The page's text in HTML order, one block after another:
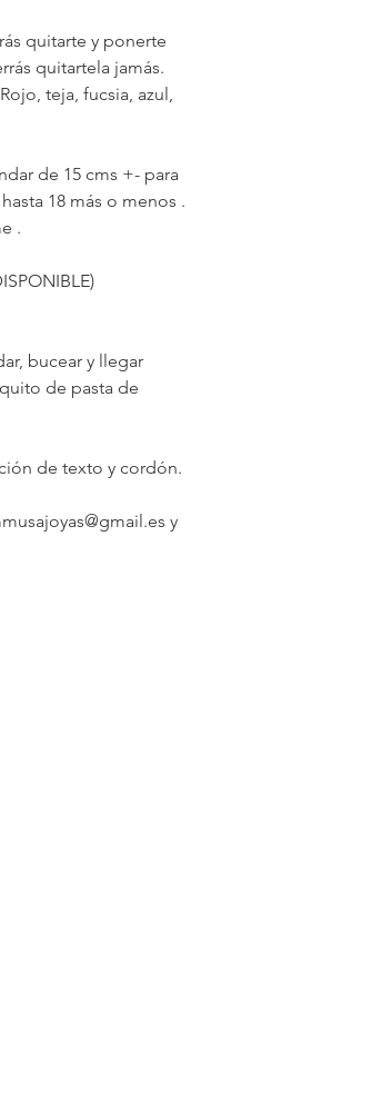
quitarte y ponerte
quitartela jamás.
teja, fucsia, azul,
de 15 cms +- para
18 más o menos .
.
bucear y llegar
de pasta de
de texto y cordón.
y